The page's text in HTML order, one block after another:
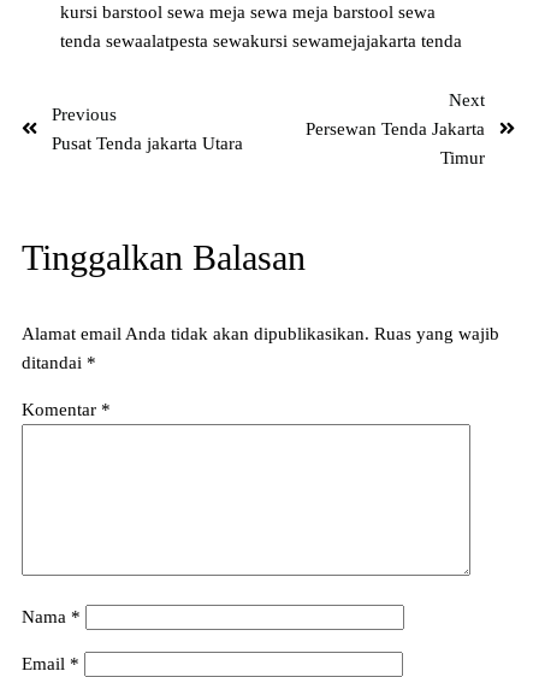
kursi barstoolsewa mejasewa meja barstoolsewa
tendasewaalatpestasewakursisewamejajakartatenda
Previous
Pusat Tenda jakarta Utara
Next
Persewan Tenda Jakarta
Timur
Tinggalkan Balasan
Alamat email Anda tidak akan dipublikasikan. Ruas yang wajib
ditandai *
Komentar *
Nama *
Email *